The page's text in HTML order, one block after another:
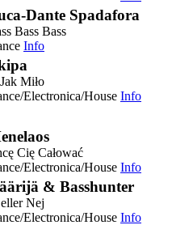
Dante Spadafora
Bass Bass
Info
Miło
Electronica/House Info
Cię Całować
Electronica/House Info
& Basshunter
Nej
Electronica/House Info